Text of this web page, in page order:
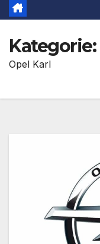
Kategorie:
Opel Karl